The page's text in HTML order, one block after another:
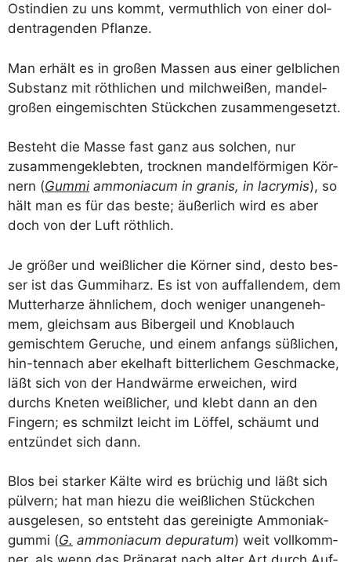
Ost­in­di­en zu uns kommt, ver­muth­lich von einer dol­
den­tra­gen­den Pflanze.
Man erhält es in gro­ßen Mas­sen aus einer gelb­li­chen
Sub­stanz mit röth­li­chen und milch­wei­ßen, man­del­
gro­ßen ein­ge­misch­ten Stück­chen zusammengesetzt.
Besteht die Mas­se fast ganz aus sol­chen, nur
zusam­men­ge­kleb­ten, trock­nen man­del­för­mi­gen Kör­
nern (Gum­mi ammo­nia­cum in gra­nis, in lacrymis), so
hält man es für das bes­te; äußer­lich wird es aber
doch von der Luft röthlich.
Je grö­ßer und weiß­li­cher die Kör­ner sind, des­to bes­
ser ist das Gum­mi­harz. Es ist von auf­fal­len­dem, dem
Mut­ter­har­ze ähn­li­chem, doch weni­ger unan­ge­neh­
mem, gleich­sam aus Biber­geil und Knob­lauch
gemisch­tem Geru­che, und einem anfangs süß­li­chen,
hin-ten­nach aber ekel­haft bit­ter­li­chem Geschma­cke,
läßt sich von der Hand­wär­me erwei­chen, wird
durchs Kne­ten weiß­li­cher, und klebt dann an den
Fin­gern; es schmilzt leicht im Löf­fel, schäumt und
ent­zün­det sich dann.
Blos bei star­ker Käl­te wird es brü­chig und läßt sich
pül­vern; hat man hie­zu die weiß­li­chen Stück­chen
aus­ge­le­sen, so ent­steht das gerei­nig­te Ammo­ni­ak­
gum­mi (G. ammo­nia­cum depur­a­tum) weit voll­komm­